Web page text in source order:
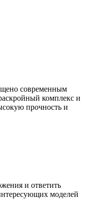
современным
комплекс и
прочность и
и ответить
моделей